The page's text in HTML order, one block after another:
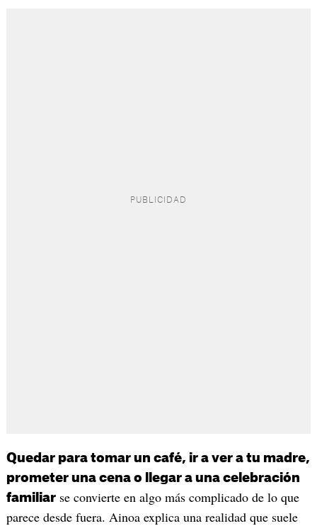
Quedar para tomar un café, ir a ver a tu madre,
prometer una cena o llegar a una celebración
familiarse convierte en algo más complicado de lo que
parece desde fuera. Ainoa explica una realidad que suele